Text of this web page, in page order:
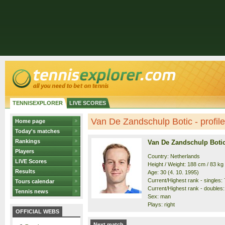
TENNISEXPLORER LIVE SCORES
Home page
Today's matches
Rankings
Players
LIVE Scores
Results
Tours calendar
Tennis news
OFFICIAL WEBS
Van De Zandschulp Botic - profile
Van De Zandschulp
Country: Netherlands
Height / Weight: 188 cm / 83 kg
Age: 30 (4. 10. 1995)
Current/Highest rank - singles:
Current/Highest rank -
Sex: man
Plays: right